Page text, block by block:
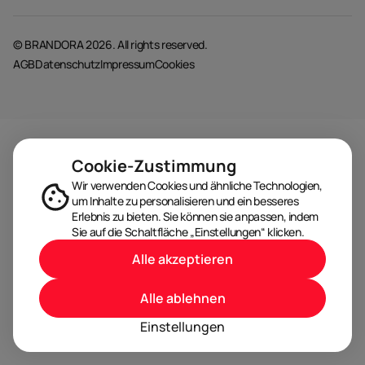
© BRANDORA 2026. All rights reserved.
AGBDatenschutzImpressumCookies
Cookie-Zustimmung
Wir verwenden Cookies und ähnliche Technologien,
um Inhalte zu personalisieren und ein besseres
Erlebnis zu bieten. Sie können sie anpassen, indem
Sie auf die Schaltfläche „Einstellungen“ klicken.
Einstellungen
Alle ablehnen
Alle akzeptieren